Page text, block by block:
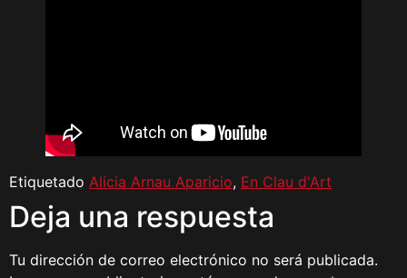
Etiquetado Alicia Arnau Aparicio, En Clau d'Art
Deja una respuesta
Tu dirección de correo electrónico no será publicada.